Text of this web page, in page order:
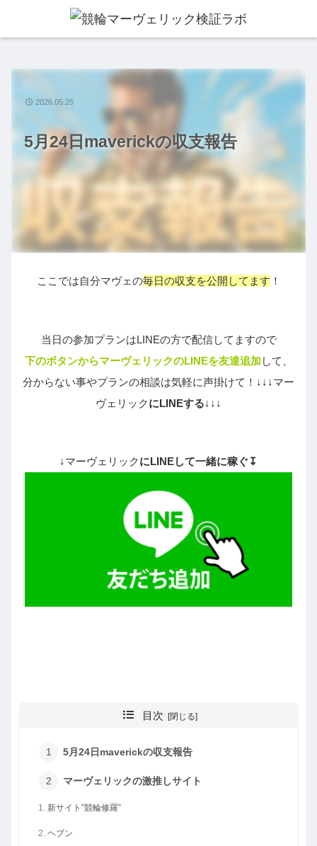
5月24日maverickの収支報告
2026.05.25
ここでは自分マヴェの毎日の収支を公開してます ！
当日の参加プランはLINEの方で配信してますので
下のボタンからマーヴェリックのLINEを友達追加 して、
分からない事やプランの相談は気軽に声掛けて！↓↓↓マー
ヴェリックにLINEする↓↓↓
↓マーヴェリックにLINEして一緒に稼ぐ↧
目次
5月24日maverickの収支報告
マーヴェリックの激推しサイト
新サイト”競輪修羅”
ヘブン